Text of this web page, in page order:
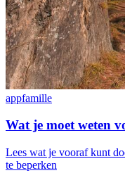
appfamille
Wat je moet weten
Lees wat je vooraf kunt
te beperken